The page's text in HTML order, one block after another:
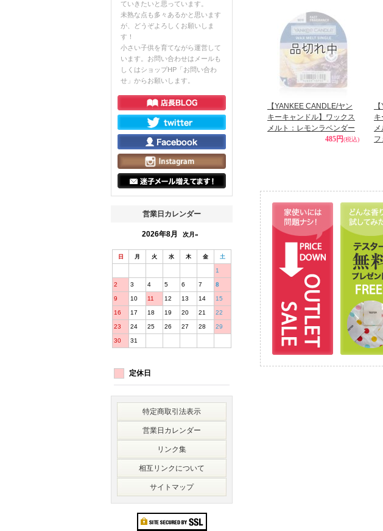
ていきたいと思っています。
未熟な点も多々あるかと思います
が、どうぞよろしくお願いしま
す！
小さい子供を育てながら運営して
います。お問い合わせはメールも
しくはショップHP「お問い合わ
せ」からお願いします。
営業日カレンダー
2026年8月 次月»
日 月 火 水 木 金 土
1
2 3 4 5 6 7 8
9 10 11 12 13 14 15
16 17 18 19 20 21 22
23 24 25 26 27 28 29
30 31
定休日
特定商取引法表示
営業日カレンダー
リンク集
相互リンクについて
サイトマップ
【YANKEE CANDLE/ヤン
キーキャンドル】ワックス
メルト：レモンラベンダー
485円(税込)
キ
フ